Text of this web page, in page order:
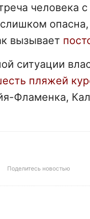
человека
вызывает
ситуации
пляжей
Фламенка,
Поделитесь новостью